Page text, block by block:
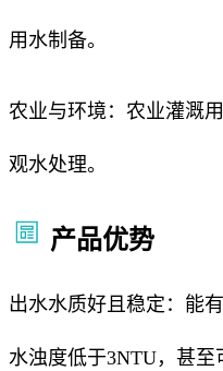
用水制备。
农业与环境：农业灌溉
观水处理。
产品优势
出水水质好且稳定：能
水浊度低于3NTU，甚至